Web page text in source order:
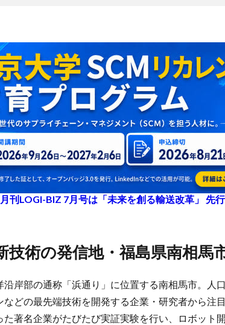
月刊LOGI-BIZ 7月号は「未来を創る輸送改革」 先
新技術の発信地・福島県南相馬
沿岸部の通称「浜通り」に位置する南相馬市。人
などの最先端技術を開発する企業・研究者から注
た著名企業がたびたび実証実験を行い、ロボット